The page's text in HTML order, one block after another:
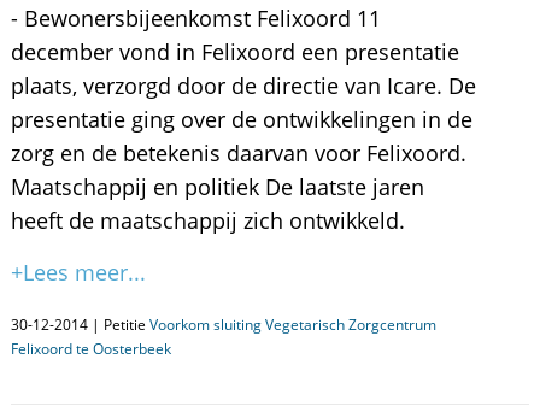
- Bewonersbijeenkomst Felixoord 11
december vond in Felixoord een presentatie
plaats, verzorgd door de directie van Icare. De
presentatie ging over de ontwikkelingen in de
zorg en de betekenis daarvan voor Felixoord.
Maatschappij en politiek De laatste jaren
heeft de maatschappij zich ontwikkeld.
+Lees meer...
30-12-2014 | Petitie Voorkom sluiting Vegetarisch Zorgcentrum
Felixoord te Oosterbeek